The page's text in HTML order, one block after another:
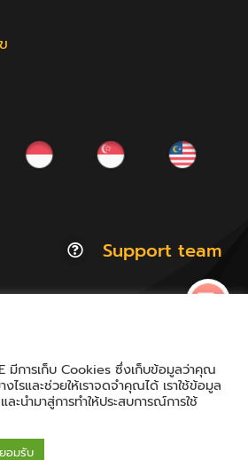
Support team
| All Rights Reserved
& Policy | Cookie Policy
มีการเก็บ Cookies ซึ่งเก็บข้อมูลว่าคุณ
งไรและช่วยให้เราจดจำคุณได้ เราใช้ข้อมูล
ะนำมาสู่การทำให้ประสบการณ์การใช้
ยอมรับ